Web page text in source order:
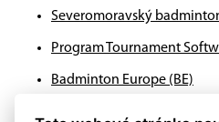
Severomoravský
Program Tournament
Badminton Europe (BE)